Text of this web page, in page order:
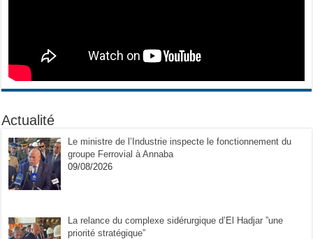
Actualité
Le ministre de l’Industrie inspecte le fonctionnement du
groupe Ferrovial à Annaba
09/08/2026
La relance du complexe sidérurgique d’El Hadjar ”une
priorité stratégique”